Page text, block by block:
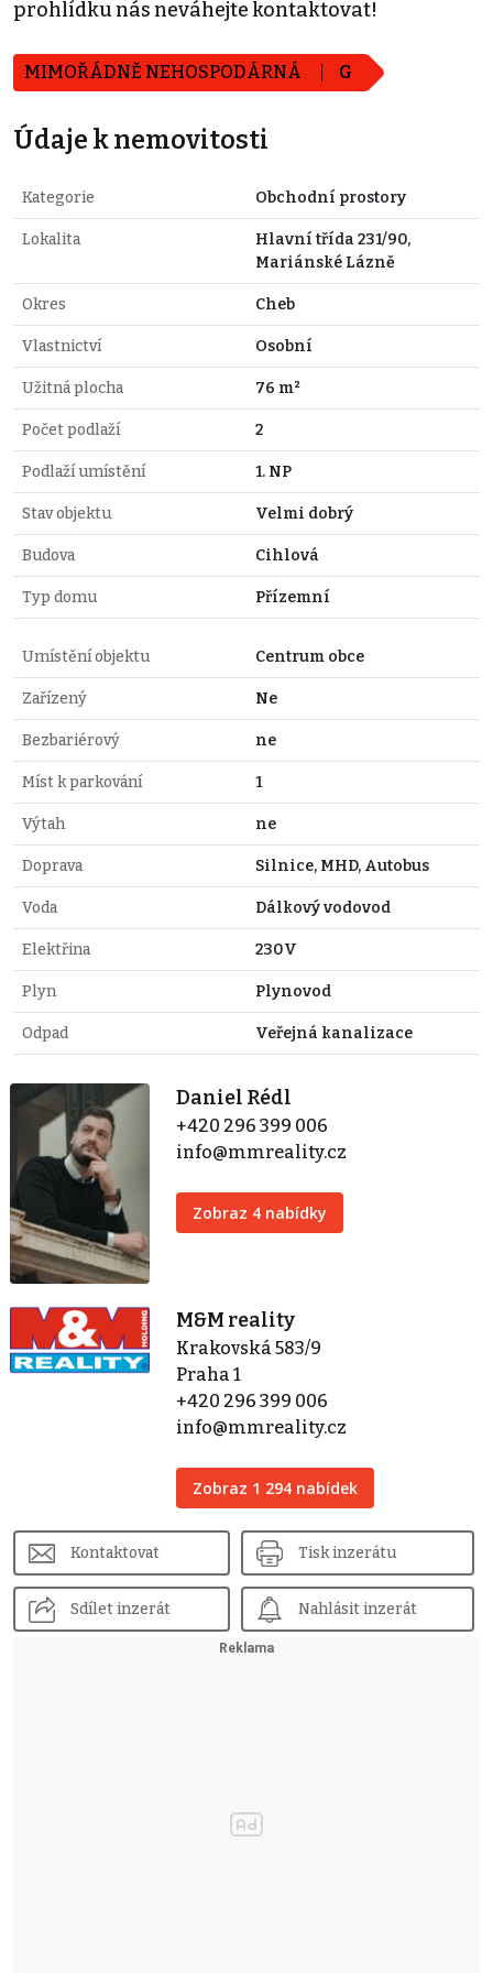
prohlídku nás neváhejte kontaktovat!
MIMOŘÁDNĚ NEHOSPODÁRNÁ G
Údaje k nemovitosti
Kategorie Obchodní prostory
Lokalita
Hlavní třída 231/90,
Mariánské Lázně
Okres Cheb
Vlastnictví Osobní
Užitná plocha 76 m²
Počet podlaží 2
Podlaží umístění 1. NP
Stav objektu Velmi dobrý
Budova Cihlová
Typ domu Přízemní
Umístění objektu Centrum obce
Zařízený Ne
Bezbariérový ne
Míst k parkování 1
Výtah ne
Doprava Silnice, MHD, Autobus
Voda Dálkový vodovod
Elektřina 230V
Plyn Plynovod
Odpad Veřejná kanalizace
Daniel Rédl
+420 296 399 006
info@mmreality.cz
Zobraz 4 nabídky
M&M reality
Krakovská 583/9
Praha 1
+420 296 399 006
info@mmreality.cz
Zobraz 1 294 nabídek
Kontaktovat Tisk inzerátu
Sdílet inzerát Nahlásit inzerát